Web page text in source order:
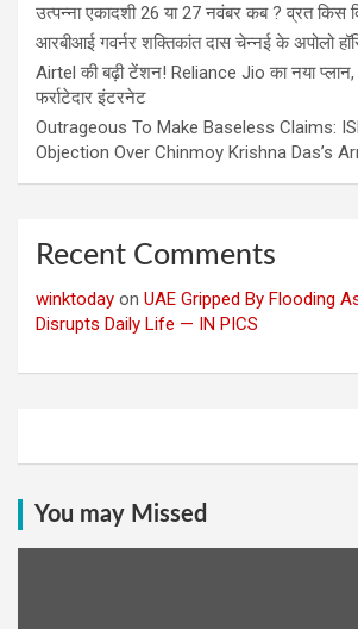
उत्पन्ना एकादशी 26 या 27 नवंबर कब ? व्रत किस
आरबीआई गवर्नर शक्तिकांत दास चेन्नई के अपोलो
Airtel की बढ़ी टेंशन! Reliance Jio का नया प्लान,
फर्राटेदार इंटरनेट
Outrageous To Make Baseless Claims:
Objection Over Chinmoy Krishna Das’s
Recent Comments
winktoday on UAE Gripped By Flooding
Disrupts Daily Life — IN PICS
You may Missed